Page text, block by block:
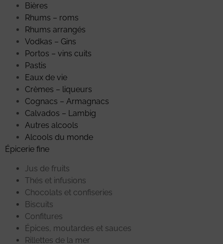
Bières
Rhums – roms
Rhums arrangés
Vodkas – Gins
Portos – vins cuits
Pastis
Eaux de vie
Crèmes – liqueurs
Cognacs – Armagnacs
Calvados – Lambig
Autres alcools
Alcools du monde
Épicerie fine
Jus de fruits
Thés et infusions
Chocolats et confiseries
Biscuits
Confitures
Épices, moutardes et sauces
Rillettes de la mer